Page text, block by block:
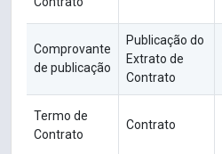
Comprovante
de publicação
Publicação do
Extrato de
Contrato
Termo de
Contrato
Contrato